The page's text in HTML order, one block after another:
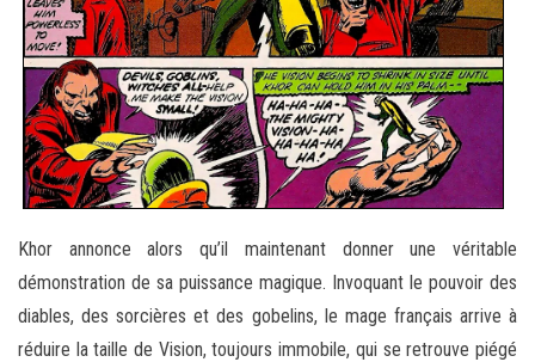
Khor annonce alors qu’il maintenant donner une véritable
démonstration de sa puissance magique. Invoquant le pouvoir des
diables, des sorcières et des gobelins, le mage français arrive à
réduire la taille de Vision, toujours immobile, qui se retrouve piégé